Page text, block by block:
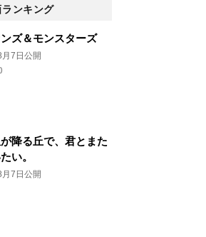
ンキング
ズ＆モンスターズ
7日公開
降る丘で、君とまた
い。
7日公開